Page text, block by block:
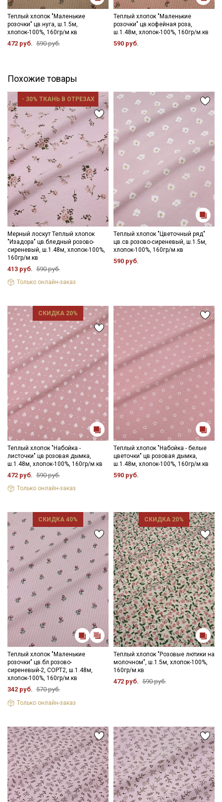
Теплый хлопок "Маленькие
розочки" цв.нуга, ш.1.5м,
хлопок-100%, 160гр/м.кв
472 руб. 590 руб.
Теплый хлопок "Маленькие
розочки" цв.кофейная роза,
ш.1.48м, хлопок-100%, 160гр/м.кв
590 руб.
Похожие товары
- 30% ТКАНЬ В ОТРЕЗАХ
Мерный лоскут Теплый хлопок
"Изадора" цв.бледный розово-
сиреневый, ш.1.48м, хлопок-100%,
160гр/м.кв
413 руб. 590 руб.
Только онлайн-заказ
Теплый хлопок "Цветочный ряд"
цв.св.розово-сиреневый, ш.1.5м,
хлопок-100%, 160гр/м.кв
590 руб.
СКИДКА 20%
Теплый хлопок "Набойка -
листочки" цв.розовая дымка,
ш.1.48м, хлопок-100%, 160гр/м.кв
472 руб. 590 руб.
Только онлайн-заказ
Теплый хлопок "Набойка - белые
цветочки" цв.розовая дымка,
ш.1.48м, хлопок-100%, 160гр/м.кв
590 руб.
СКИДКА 40%
Теплый хлопок "Маленькие
розочки" цв.бл.розово-
сиреневый-2, СОРТ2, ш.1.48м,
хлопок-100%, 160гр/м.кв
342 руб. 570 руб.
Только онлайн-заказ
СКИДКА 20%
Теплый хлопок "Розовые лютики на
молочном", ш.1.5м, хлопок-100%,
160гр/м.кв
472 руб. 590 руб.
Секретная рассылка от Купава
Мы публикуем здесь дополнительные
промокоды и скидки до 30% на узкие
категории тканей
Электронная почта
Подписаться
Ознакомлен(а) сПолитикой обработки персональных
данныхи даю Согласие на обработку персональных
данных
ДаюСогласие на получение рекламных и
информационных рассылок